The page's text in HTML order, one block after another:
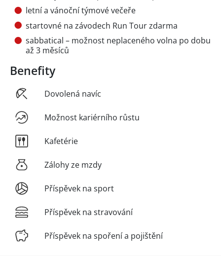
letní a vánoční týmové večeře
startovné na závodech Run Tour zdarma
sabbatical – možnost neplaceného volna po dobu
až 3 měsíců
Benefity
Dovolená navíc
Možnost kariérního růstu
Kafetérie
Zálohy ze mzdy
Příspěvek na sport
Příspěvek na stravování
Příspěvek na spoření a pojištění